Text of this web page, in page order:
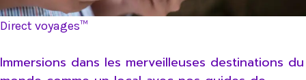
Direct voyages™
Immersions dans les merveilleuses destinations du